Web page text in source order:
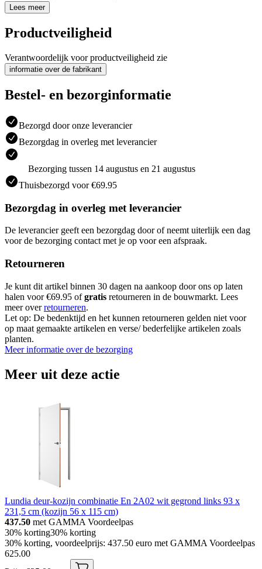
Lees meer
Productveiligheid
Verantwoordelijk voor productveiligheid zie
informatie over de fabrikant
Bestel- en bezorginformatie
Bezorgd door onze leverancier
Bezorgdag in overleg met leverancier
Bezorging tussen 14 augustus en 21 augustus
Thuisbezorgd voor €69.95
Bezorgdag in overleg met leverancier
De leverancier geeft een bezorgdag door of neemt uiterlijk een dag
voor de bezorging contact met je op voor een afspraak.
Retourneren
Je kunt dit artikel binnen 30 dagen na aankoop door ons op laten
halen voor €69.95 ofgratis retourneren in de bouwmarkt. Lees
meer overretourneren.
Let op: De bedenktijd en het kunnen retourneren gelden niet voor
op maat gemaakte artikelen en verse/ bederfelijke artikelen zoals
planten.
Meer informatie over de bezorging
Meer uit deze actie
Lundia deur-kozijn combinatie En 2A02 wit gegrond links 93 x
231,5 cm (kozijn 56 x 115 cm)
437.50 met GAMMA Voordeelpas
30% korting30% korting
30% korting, voordeelprijs: 437.50 euro met GAMMA Voordeelpas
625.00